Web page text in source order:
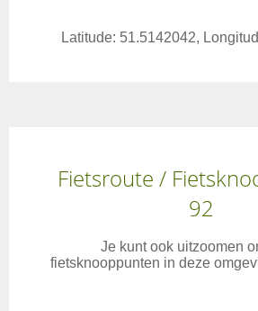
Latitude: 51.5142042,
Fietsroute /
92
Je kunt ook uitzoomen
fietsknooppunten in deze